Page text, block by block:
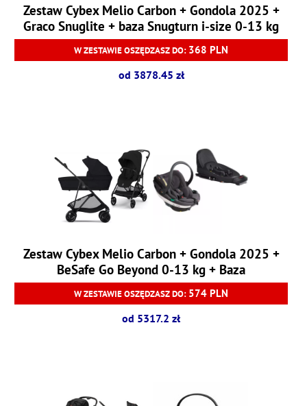
Zestaw Cybex Melio Carbon + Gondola 2025 +
Graco Snuglite + baza Snugturn i-size 0-13 kg
W ZESTAWIE OSZĘDZASZ DO: 368 PLN
od 3878.45 zł
Zestaw Cybex Melio Carbon + Gondola 2025 +
BeSafe Go Beyond 0-13 kg + Baza
W ZESTAWIE OSZĘDZASZ DO: 574 PLN
od 5317.2 zł